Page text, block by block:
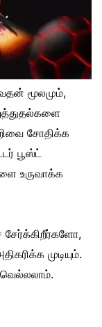
மூலமும்,
சோதிக்க
பூஸ்ட்
உருவாக்க
சேர்க்கிறீர்களோ,
முடியும்.